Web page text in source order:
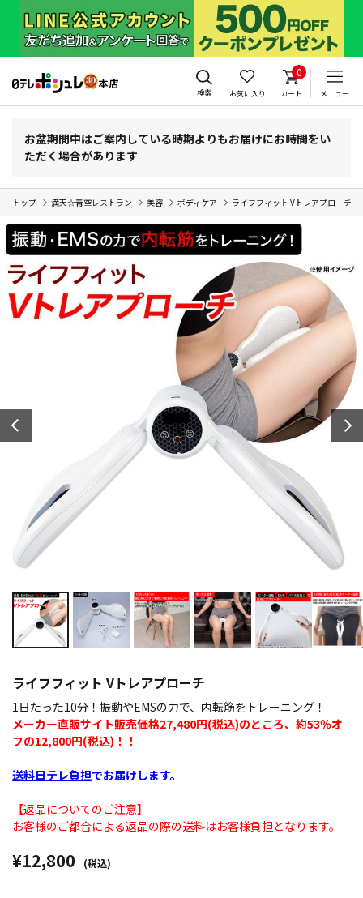
検索 お気に入り
0
カート メニュー
お盆期間中はご案内している時期よりもお届けにお時間をい
ただく場合があります
トップ 満天☆青空レストラン 美容 ボディケア ライフフィット Vトレアプローチ
ライフフィット Vトレアプローチ
1日たった10分！振動やEMSの力で、内転筋をトレーニング！
メーカー直販サイト販売価格27,480円(税込)のところ、約53％オ
フの12,800円(税込)！！
送料日テレ負担でお届けします。
【返品についてのご注意】
お客様のご都合による返品の際の送料はお客様負担となります。
¥12,800 (税込)